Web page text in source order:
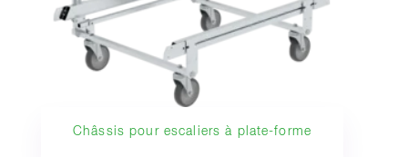
Châssis pour escaliers à plate-forme